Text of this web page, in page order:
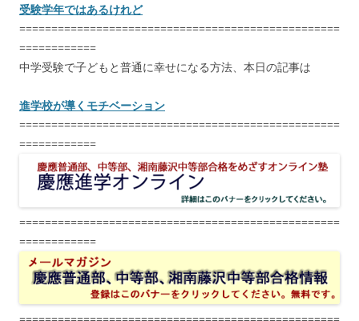
受験学年ではあるけれど
==================================================
============
中学受験で子どもと普通に幸せになる方法、本日の記事は
進学校が導くモチベーション
==================================================
============
==================================================
============